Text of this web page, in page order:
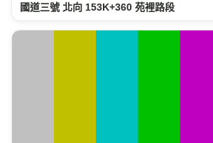
國道三號 北向 153K+360 苑裡路段